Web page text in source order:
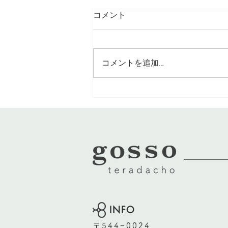
ン
コメント
コメントを追加…
​INFO
〒544−0024